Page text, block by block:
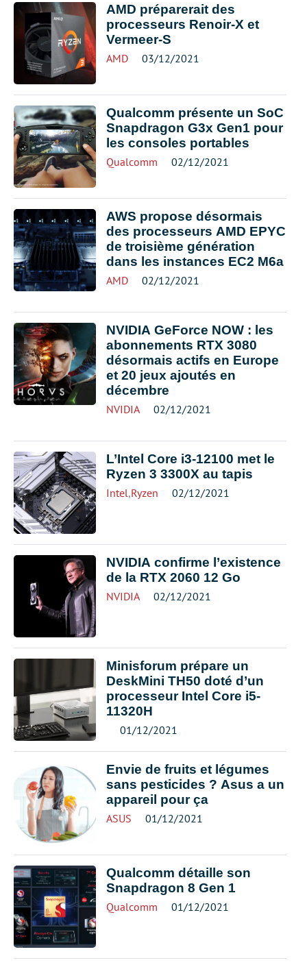
AMD préparerait des
processeurs Renoir-X et
Vermeer-S
AMD 03/12/2021
Qualcomm présente un SoC
Snapdragon G3x Gen1 pour
les consoles portables
Qualcomm 02/12/2021
AWS propose désormais
des processeurs AMD EPYC
de troisième génération
dans les instances EC2 M6a
AMD 02/12/2021
NVIDIA GeForce NOW : les
abonnements RTX 3080
désormais actifs en Europe
et 20 jeux ajoutés en
décembre
NVIDIA 02/12/2021
L’Intel Core i3-12100 met le
Ryzen 3 3300X au tapis
Intel,Ryzen 02/12/2021
NVIDIA confirme l’existence
de la RTX 2060 12 Go
NVIDIA 02/12/2021
Minisforum prépare un
DeskMini TH50 doté d’un
processeur Intel Core i5-
11320H
01/12/2021
Envie de fruits et légumes
sans pesticides ? Asus a un
appareil pour ça
ASUS 01/12/2021
Qualcomm détaille son
Snapdragon 8 Gen 1
Qualcomm 01/12/2021